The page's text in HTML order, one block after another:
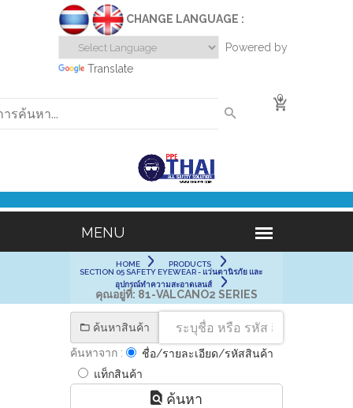
CHANGE LANGUAGE :
Powered by
Translate
0
HOME
PRODUCTS
SECTION 05 SAFETY EYEWEAR - แว่นตานิรภัย และ
อุปกรณ์ทำความสะอาดเลนส์
คุณอยู่ที่: 81-VALCANO2 SERIES
ค้นหาสินค้า
ค้นหาจาก :
ชื่อ/รายละเอียด/รหัสสินค้า
แท็กสินค้า
ค้นหา